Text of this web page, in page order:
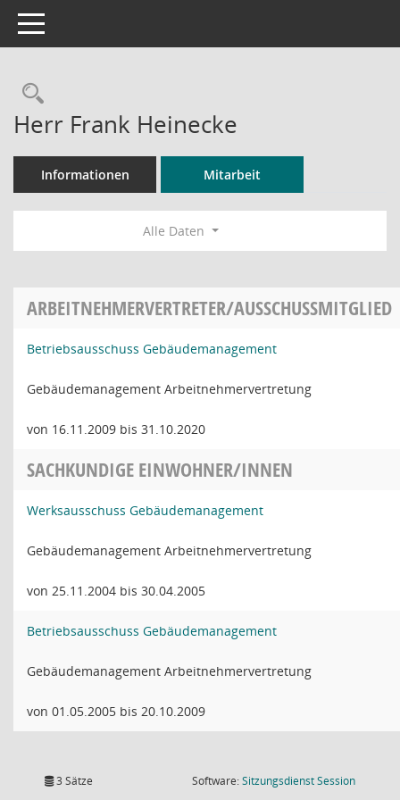
Toggle navigation
Rechercheauswahl
Herr Frank Heinecke
Informationen Mitarbeit
Alle Daten
ARBEITNEHMERVERTRETER/AUSSCHUSSMITGLIED
Betriebsausschuss Gebäudemanagement
Gebäudemanagement Arbeitnehmervertretung
von 16.11.2009 bis 31.10.2020
SACHKUNDIGE EINWOHNER/INNEN
Werksausschuss Gebäudemanagement
Gebäudemanagement Arbeitnehmervertretung
von 25.11.2004 bis 30.04.2005
Betriebsausschuss Gebäudemanagement
Gebäudemanagement Arbeitnehmervertretung
von 01.05.2005 bis 20.10.2009
3 Sätze Software:SitzungsdienstSession(Wird in